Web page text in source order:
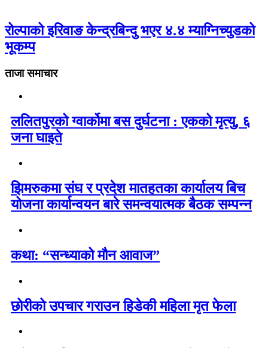
रोल्पाको इरिवाङ केन्द्रबिन्दु भएर ४.४ म्याग्निच्युडको
भूकम्प
ताजा समाचार
ललितपुरको ग्वार्कोमा बस दुर्घटना : एकको मृत्यु, ६
जना घाइते
झिमरुकमा संघ र प्रदेश मातहतका कार्यालय बिच
योजना कार्यान्वयन बारे समन्वयात्मक बैठक सम्पन्न
कथा: “सन्ध्याको मौन आवाज”
छोरीको उपचार गराउन हिडेकी महिला मृत फेला